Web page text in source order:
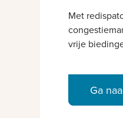
Met
vrije
Ga